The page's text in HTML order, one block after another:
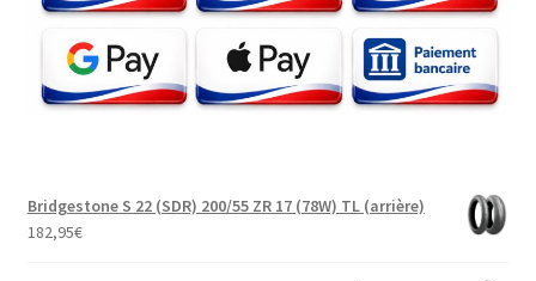
Bridgestone S 22 (SDR) 200/55 ZR 17 (78W) TL (arrière)
182,95€